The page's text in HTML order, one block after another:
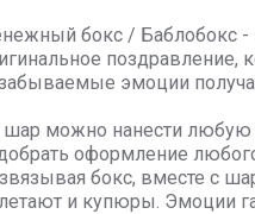
бокс / Баблобокс -
поздравление,
эмоции
шар можно нанести любую
оформление
бокс, вместе с
и купюры. Эмоции